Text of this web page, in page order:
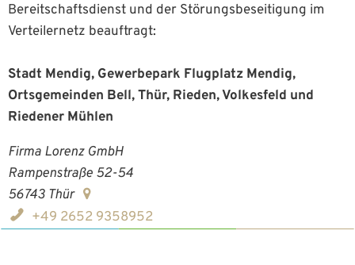
Bereitschaftsdienst und der Störungsbeseitigung im
Verteilernetz beauftragt:
Stadt Mendig, Gewerbepark Flugplatz Mendig,
Ortsgemeinden Bell, Thür, Rieden, Volkesfeld und
Riedener Mühlen
Firma Lorenz GmbH
Rampenstraße 52-54
56743 Thür
+49 2652 9358952